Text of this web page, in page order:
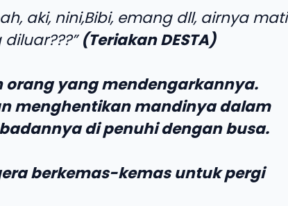
aki, nini,Bibi, emang dll, airnya mati
(Teriakan DESTA)
orang yang mendengarkannya.
menghentikan mandinya dalam
di penuhi dengan busa.
berkemas-kemas untuk pergi